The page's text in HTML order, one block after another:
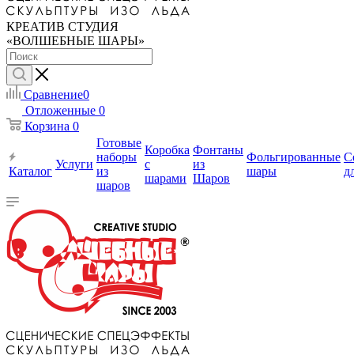
КРЕАТИВ СТУДИЯ
«ВОЛШЕБНЫЕ ШАРЫ»
Сравнение0
Отложенные 0
Корзина 0
Каталог
Услуги
Готовые
наборы
из
шаров
Коробка
с
шарами
Фонтаны
из
Шаров
Фольгированные
шары